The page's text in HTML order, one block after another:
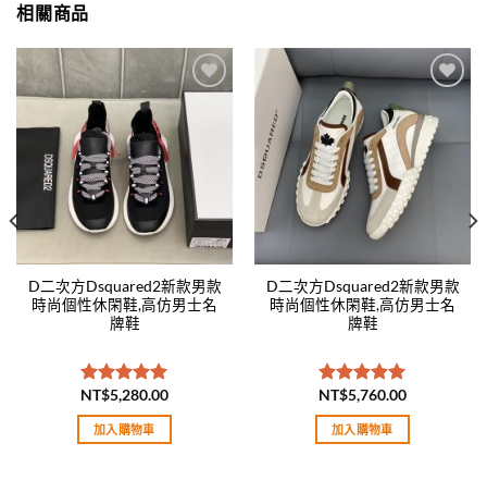
相關商品
Add to
wishlist
D二次方Dsquared2新款男款
時尚個性休閑鞋,高仿男士名
牌鞋
評分5.00
滿分 5
NT$5,280.00
加入購物車
wishlist
D二次方Dsquared2新款男款
時尚個性休閑鞋,高仿男士名
牌鞋
評分5.00
滿分 5
NT$5,760.00
加入購物車